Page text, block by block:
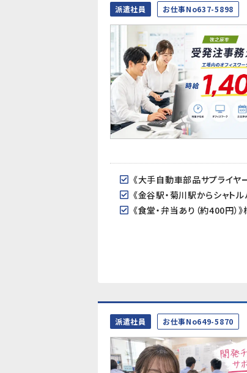
派遣社員 お仕事No637-5898
派遣社員 お仕事No649-5870